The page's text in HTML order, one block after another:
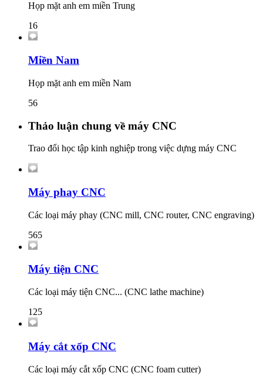
Họp mặt anh em miền Trung
16
Miền Nam
Họp mặt anh em miền Nam
56
Thảo luận chung về máy CNC
Trao đổi học tập kinh nghiệp trong việc dựng máy CNC
Máy phay CNC
Các loại máy phay (CNC mill, CNC router, CNC engraving)
565
Máy tiện CNC
Các loại máy tiện CNC... (CNC lathe machine)
125
Máy cắt xốp CNC
Các loại máy cắt xốp CNC (CNC foam cutter)